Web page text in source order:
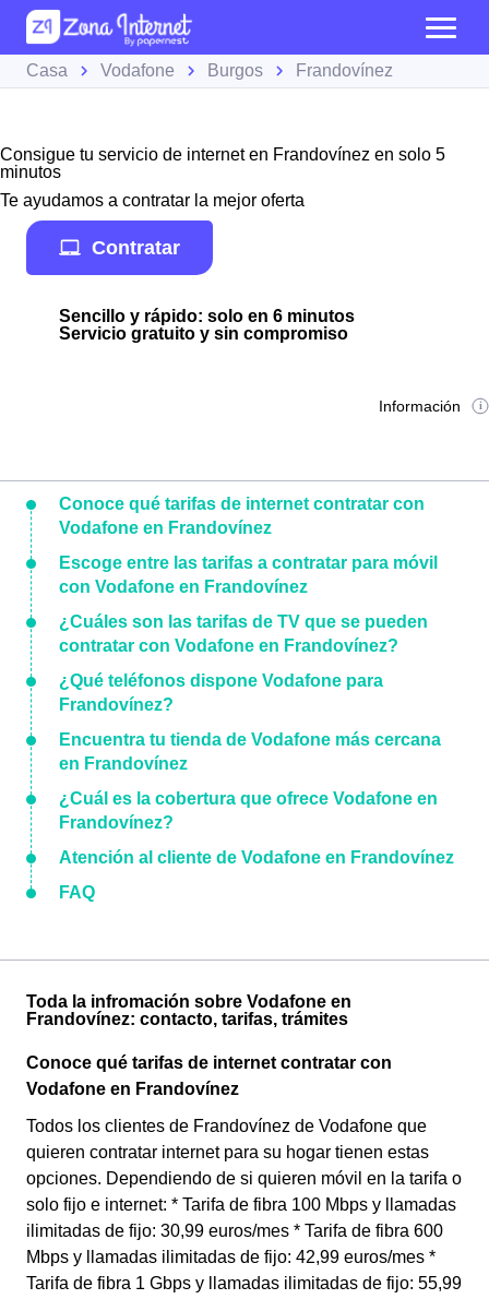
Casa Vodafone Burgos Frandovínez
Consigue tu servicio de internet en Frandovínez en solo 5
minutos
Te ayudamos a contratar la mejor oferta
Contratar
Sencillo y rápido: solo en 6 minutos
Servicio gratuito y sin compromiso
Información
Conoce qué tarifas de internet contratar con
Vodafone en Frandovínez
Escoge entre las tarifas a contratar para móvil
con Vodafone en Frandovínez
¿Cuáles son las tarifas de TV que se pueden
contratar con Vodafone en Frandovínez?
¿Qué teléfonos dispone Vodafone para
Frandovínez?
Encuentra tu tienda de Vodafone más cercana
en Frandovínez
¿Cuál es la cobertura que ofrece Vodafone en
Frandovínez?
Atención al cliente de Vodafone en Frandovínez
FAQ
Toda la infromación sobre Vodafone en
Frandovínez: contacto, tarifas, trámites
Conoce qué tarifas de internet contratar con
Vodafone en Frandovínez
Todos los clientes de Frandovínez de Vodafone que
quieren contratar internet para su hogar tienen estas
opciones. Dependiendo de si quieren móvil en la tarifa o
solo fijo e internet: * Tarifa de fibra 100 Mbps y llamadas
ilimitadas de fijo: 30,99 euros/mes * Tarifa de fibra 600
Mbps y llamadas ilimitadas de fijo: 42,99 euros/mes *
Tarifa de fibra 1 Gbps y llamadas ilimitadas de fijo: 55,99